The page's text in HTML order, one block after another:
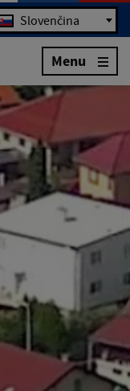
Slovenčina
Menu